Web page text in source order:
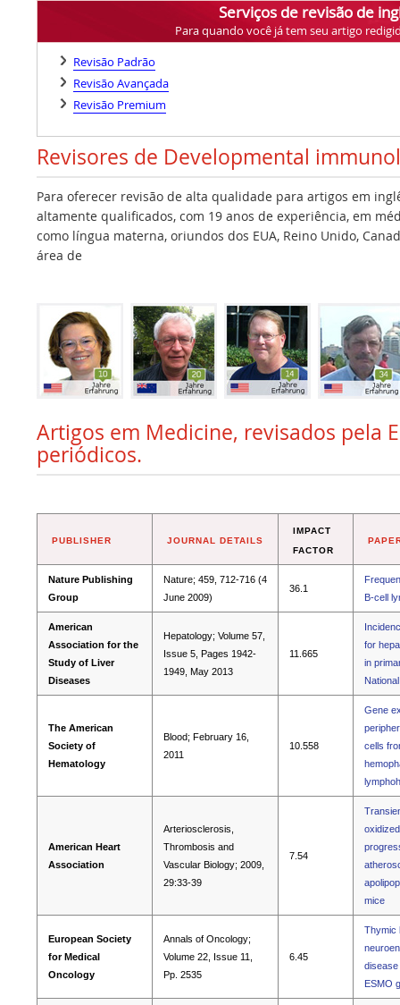
Serviços de revisão de
Para quando você já tem seu artigo
Revisão Padrão
Revisão Avançada
Revisão Premium
Revisores de Developmental
Para oferecer revisão de alta qualidade para artigos em
altamente qualificados, com 19 anos de experiência, em
como língua materna, oriundos dos EUA, Reino Unido,
área de
Artigos em Medicine, revisados pela
periódicos.
PUBLISHER JOURNAL DETAILS
IMPACT
FACTOR
Nature Publishing
Group
Nature; 459, 712-716 (4
June 2009)
36.1
B-cell
American
Association for the
Study of Liver
Diseases
Hepatology; Volume 57,
Issue 5, Pages 1942-
1949, May 2013
11.665
for
in
The American
Society of
Hematology
Blood; February 16,
2011
10.558
Gene
cells
American Heart
Association
Arteriosclerosis,
Thrombosis and
Vascular Biology; 2009,
29:33-39
7.54
mice
European Society
for Medical
Oncology
Annals of Oncology;
Volume 22, Issue 11,
Pp. 2535
6.45
Thymic
disease
ESMO